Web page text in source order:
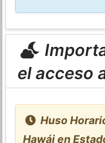
el acceso
Huso
Hawái en